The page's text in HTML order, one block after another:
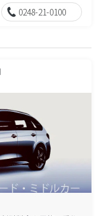
0248-21-0100